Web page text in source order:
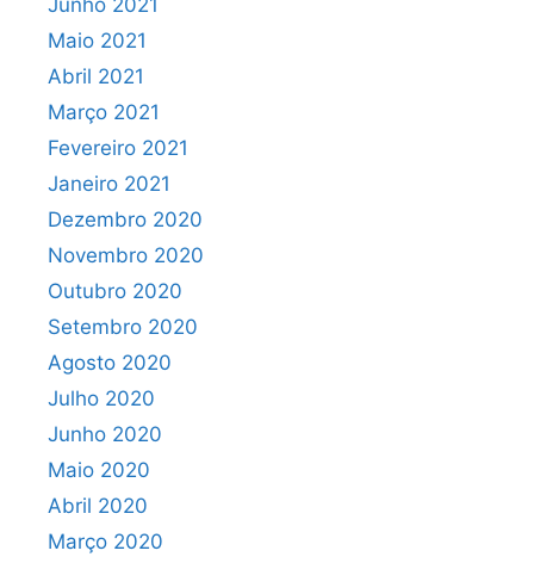
Maio 2021
Abril 2021
Março 2021
Fevereiro 2021
Janeiro 2021
Dezembro 2020
Novembro 2020
Outubro 2020
Setembro 2020
Agosto 2020
Julho 2020
Junho 2020
Maio 2020
Abril 2020
Março 2020